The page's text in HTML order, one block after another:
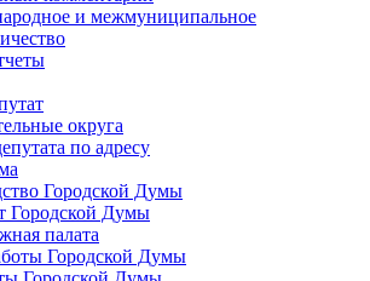
и межмуниципальное
округа
по адресу
Городской Думы
Городской Думы
палата
Городской Думы